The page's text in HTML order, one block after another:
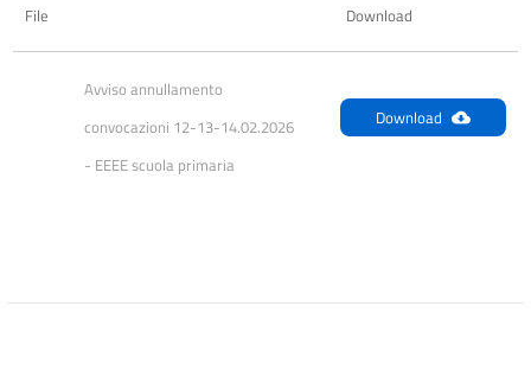
File Download
Avviso annullamento
convocazioni 12-13-14.02.2026
- EEEE scuola primaria
Download